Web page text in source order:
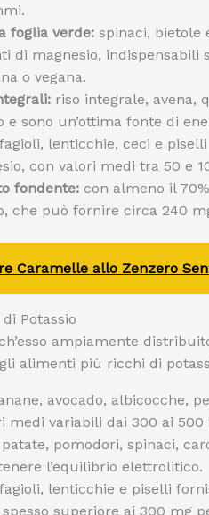
foglia verde: spinaci, bietole
di magnesio, indispensabili
o vegana.
riso integrale, avena,
e sono un’ottima fonte di
fagioli, lenticchie, ceci e
con valori medi tra 50 e
fondente: con almeno il
che può fornire circa 240
Caramelle allo Zenzero
Potassio
ampiamente
alimenti più ricchi di
avocado, albicocche,
medi variabili dai 300 ai
patate, pomodori, spinaci,
l’equilibrio elettrolitico.
fagioli, lenticchie e piselli
spesso superiore ai 300 mg